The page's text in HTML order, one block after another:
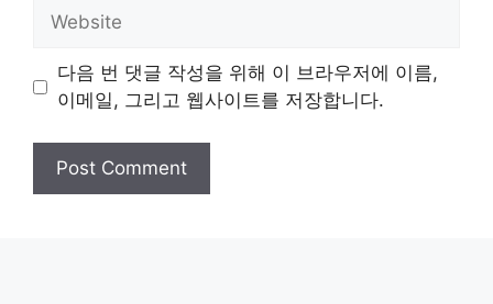
Website
다음 번 댓글 작성을 위해 이 브라우저에 이름,
이메일, 그리고 웹사이트를 저장합니다.